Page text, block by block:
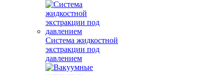
Система жидкостной
экстракции под
давлением